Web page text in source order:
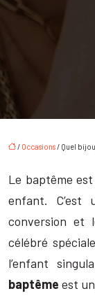
/ Occasions/ Quel
Le baptême
enfant. C’est
conversion et
célébré
l’enfant
baptême est